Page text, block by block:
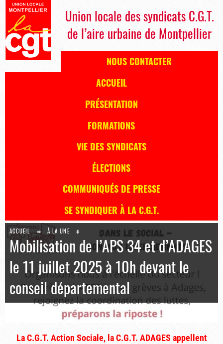
Union locale des syndicats C.G.T.
de l’aire urbaine de Montpellier
NOUS CONTACTER
ACCUEIL
PRÉSENTATION
FORMATIONS
VIE DES SYNDICATS
ÉLECTIONS
COMMUNIQUÉS DE PRESSE
SE SYNDIQUER À LA C.G.T.
ACCUEIL À LA UNE
Mobilisation de l’APS 34 et d’ADAGES
le 11 juillet 2025 à 10h devant le
conseil départemental
La C.G.T. Action Sociale, la C.G.T. ADAGES appellent